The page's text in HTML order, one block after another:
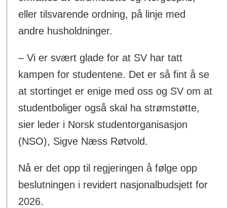
eller tilsvarende ordning, på linje med
andre husholdninger.
– Vi er svært glade for at SV har tatt
kampen for studentene. Det er så fint å se
at stortinget er enige med oss og SV om at
studentboliger også skal ha strømstøtte,
sier leder i Norsk studentorganisasjon
(NSO), Sigve Næss Røtvold.
Nå er det opp til regjeringen å følge opp
beslutningen i revidert nasjonalbudsjett for
2026.